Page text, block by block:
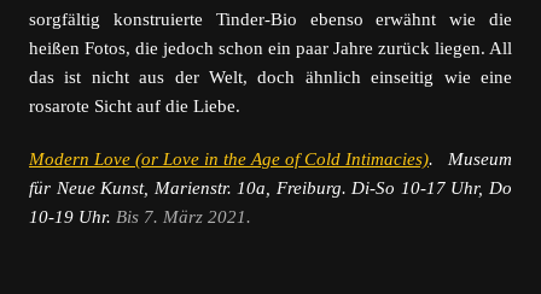
sorgfältig konstruierte Tinder-Bio ebenso erwähnt wie die
heißen Fotos, die jedoch schon ein paar Jahre zurück liegen. All
das ist nicht aus der Welt, doch ähnlich einseitig wie eine
rosarote Sicht auf die Liebe.
Modern Love (or Love in the Age of Cold Intimacies). Museum
für Neue Kunst, Marienstr. 10a, Freiburg. Di-So 10-17 Uhr, Do
10-19 Uhr. Bis 7. März 2021.